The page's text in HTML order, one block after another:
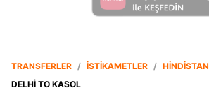
TRANSFERLER / İSTIKAMETLER / HINDISTAN
DELHI TO KASOL